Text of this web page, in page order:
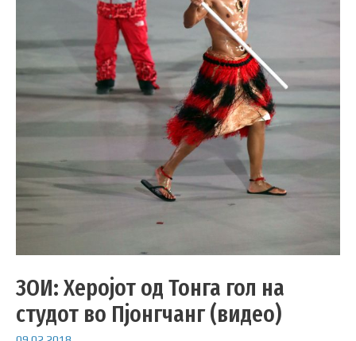
ЗОИ: Херојот од Тонга гол на
студот во Пјонгчанг (видео)